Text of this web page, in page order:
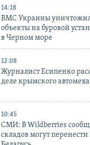
14:18
ВМС Украины
объекты на буровой
в Черном море
12:08
Журналист Есипенко
деле крымского
10:45
СМИ: В Wildberries
складов могут